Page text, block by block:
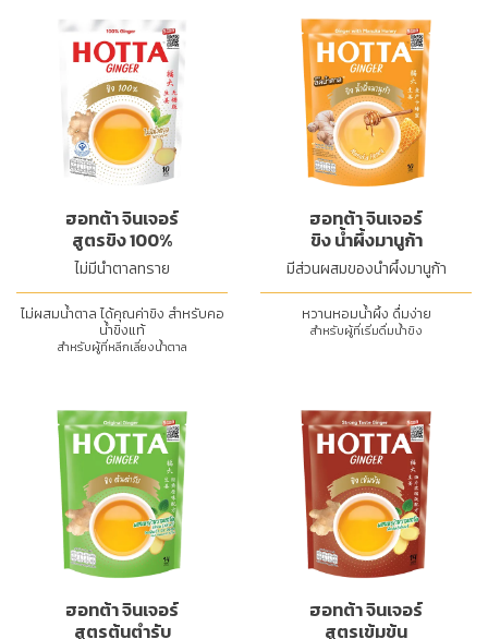
ฮอทต้า จินเจอร์
สูตรขิง 100%
ไม่มีน้ำตาลทราย
ไม่ผสมน้ำตาล ได้คุณค่าขิง สำหรับคอ
น้ำขิงแท้
สำหรับผู้ที่หลีกเลี่ยงน้ำตาล
ฮอทต้า จินเจอร์
ขิง น้ำผึ้งมานูก้า
มีส่วนผสมของน้ำผึ้งมานูก้า
หวานหอมน้ำผึ้ง ดื่มง่าย
สำหรับผู้ที่เริ่มดื่มน้ำขิง
ฮอทต้า จินเจอร์
สูตรต้นตำรับ
ฮอทต้า จินเจอร์
สูตรเข้มข้น